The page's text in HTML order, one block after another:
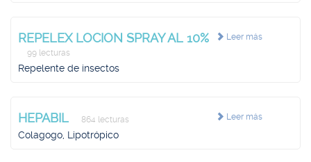
Leer más
REPELEX LOCION SPRAY AL 10%
99 lecturas
Repelente de insectos
Leer más
HEPABIL 864 lecturas
Colagogo, Lipotrópico